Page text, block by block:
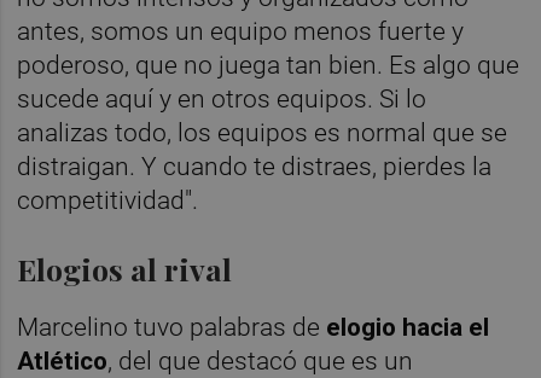
antes, somos un equipo menos fuerte y
poderoso, que no juega tan bien. Es algo que
sucede aquí y en otros equipos. Si lo
analizas todo, los equipos es normal que se
distraigan. Y cuando te distraes, pierdes la
competitividad".
Elogios al rival
Marcelino tuvo palabras de elogio hacia el
Atlético, del que destacó que es un